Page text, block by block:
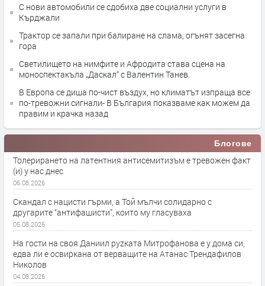
С нови автомобили се сдобиха две социални услуги в
Кърджали
Трактор се запали при балиране на слама, огънят засегна
гора
Светилището на нимфите и Афродита става сцена на
моноспектакъла „Даскал“ с Валентин Танев.
В Европа се диша по-чист въздух, но климатът изпраща все
по-тревожни сигнали- В България показваме как можем да
правим и крачка назад
Блогове
Толерирането на латентния антисемитизъм е тревожен факт
(и) у нас днес
06.08.2026
Скандал с нацисти гърми, а Той мълчи солидарно с
другарите “антифашисти”, които му гласуваха
05.08.2026
На гости на своя Даниил руzката Митрофанова е у дома си,
едва ли е освиркана от верващите на Атанас Трендафилов
Николов
04.08.2026